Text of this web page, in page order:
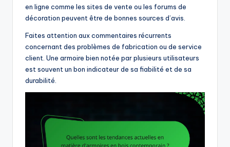
en ligne comme les sites de vente ou les forums de
décoration peuvent être de bonnes sources d’avis.
Faites attention aux commentaires récurrents
concernant des problèmes de fabrication ou de service
client. Une armoire bien notée par plusieurs utilisateurs
est souvent un bon indicateur de sa fiabilité et de sa
durabilité.